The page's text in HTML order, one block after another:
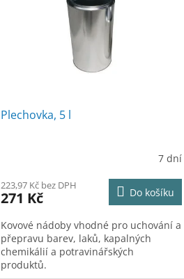
Plechovka, 5 l
7 dní
223,97 Kč bez DPH
271 Kč Do košíku
Kovové nádoby vhodné pro uchování a
přepravu barev, laků, kapalných
chemikálií a potravinářských
produktů.